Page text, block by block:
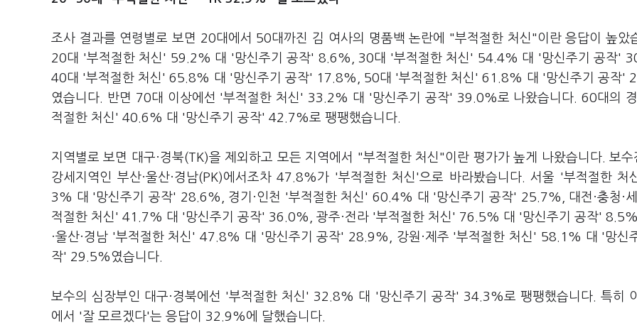
조사 결과를 연령별로 보면 20대에서 50대까진 김 여사의 명품백 논란에 "부적절한 처신"이란 응답이 높았
20대 '부적절한 처신' 59.2% 대 '망신주기 공작' 8.6%, 30대 '부적절한 처신' 54.4% 대 '망신주기 공작'
40대 '부적절한 처신' 65.8% 대 '망신주기 공작' 17.8%, 50대 '부적절한 처신' 61.8% 대 '망신주기 공작'
였습니다. 반면 70대 이상에선 '부적절한 처신' 33.2% 대 '망신주기 공작' 39.0%로 나왔습니다. 60대의
적절한 처신' 40.6% 대 '망신주기 공작' 42.7%로 팽팽했습니다.
지역별로 보면 대구·경북(TK)을 제외하고 모든 지역에서 "부적절한 처신"이란 평가가 높게 나왔습니다. 보수
강세지역인 부산·울산·경남(PK)에서조차 47.8%가 '부적절한 처신'으로 바라봤습니다. 서울 '부적절한 처
3% 대 '망신주기 공작' 28.6%, 경기·인천 '부적절한 처신' 60.4% 대 '망신주기 공작' 25.7%, 대전·충청·
적절한 처신' 41.7% 대 '망신주기 공작' 36.0%, 광주·전라 '부적절한 처신' 76.5% 대 '망신주기 공작'
·울산·경남 '부적절한 처신' 47.8% 대 '망신주기 공작' 28.9%, 강원·제주 '부적절한 처신' 58.1% 대 '망신
작' 29.5%였습니다.
보수의 심장부인 대구·경북에선 '부적절한 처신' 32.8% 대 '망신주기 공작' 34.3%로 팽팽했습니다. 특히
에서 '잘 모르겠다'는 응답이 32.9%에 달했습니다.